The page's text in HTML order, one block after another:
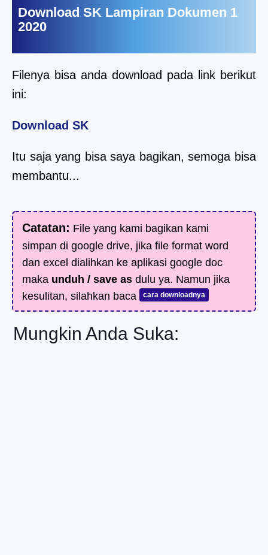
Download SK Lampiran Dokumen 1
2020
Filenya bisa anda download pada link berikut
ini:
Download SK
Itu saja yang bisa saya bagikan, semoga bisa
membantu...
Catatan: File yang kami bagikan kami
simpan di google drive, jika file format word
dan excel dialihkan ke aplikasi google doc
maka unduh / save as dulu ya. Namun jika
kesulitan, silahkan baca
cara downloadnya
Mungkin Anda Suka: